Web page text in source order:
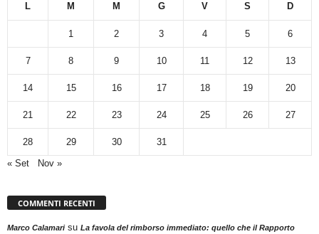
L M M G V S D
1 2 3 4 5 6
7 8 9 10 11 12 13
14 15 16 17 18 19 20
21 22 23 24 25 26 27
28 29 30
31
« Set
Nov »
COMMENTI RECENTI
Marco Calamarisu La favola del rimborso immediato: quello che il Rapporto